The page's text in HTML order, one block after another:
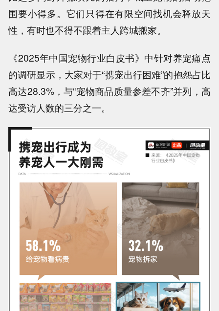
围要小得多。它们只得在有限空间找机会释放天
性，有时也不得不跟着主人跨城搬家。
《2025年中国宠物行业白皮书》中针对养宠痛点
的调研显示， 大家对于“携宠出行困难”的抱怨占比
高达28.3%，与“宠物商品质量参差不齐”并列，高
达受访人数的三分之一。